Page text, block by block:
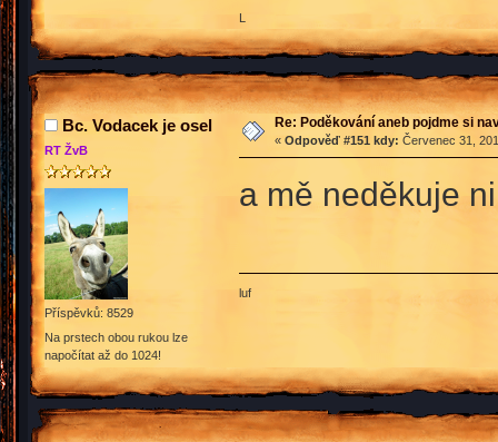
L
Bc. Vodacek je osel
RT ŽvB
Příspěvků: 8529
Na prstech obou rukou lze
napočítat až do 1024!
Re: Poděkování aneb pojdme si
« Odpověď #151 kdy: Červenec 31,
a mě neděkuje
luf